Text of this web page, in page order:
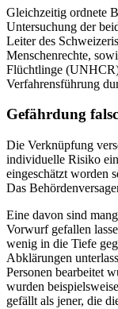
Gleichzeitig ordnete
Untersuchung der
Leiter des
Menschenrechte,
Flüchtlinge
Verfahrensführung
Gefährdung
Die Verknüpfung
individuelle Risiko
eingeschätzt worden
Das
Eine davon sind
Vorwurf gefallen
wenig in die Tiefe
Abklärungen
Personen bearbeitet
wurden
gefällt als jener, die